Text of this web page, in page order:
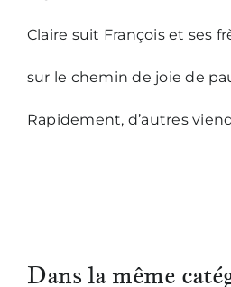
Claire suit François et ses
sur le chemin de joie de
Rapidement, d’autres
Dans la même